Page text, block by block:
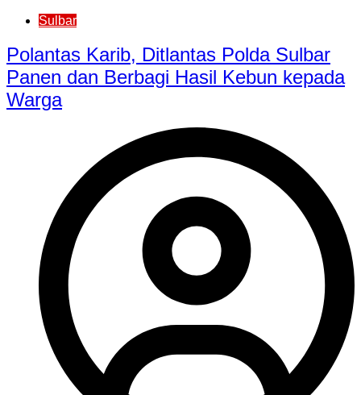
Sulbar
Polantas Karib, Ditlantas Polda Sulbar
Panen dan Berbagi Hasil Kebun kepada
Warga